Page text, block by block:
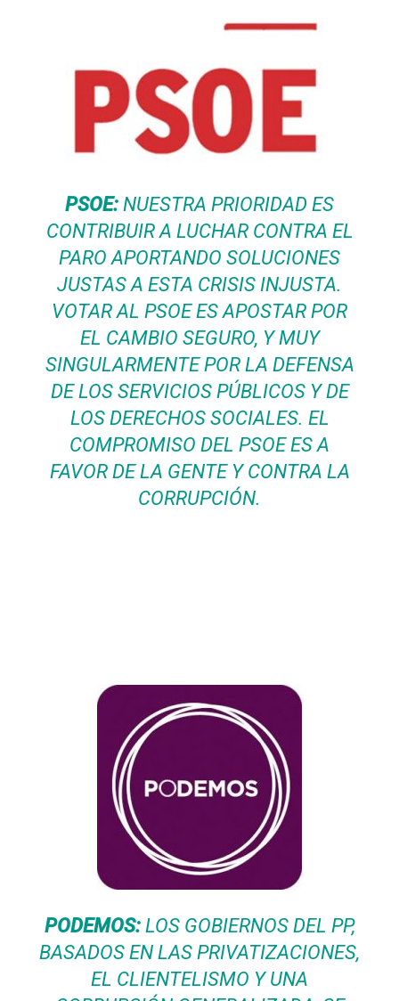
PSOE: NUESTRA PRIORIDAD ES
CONTRIBUIR A LUCHAR CONTRA EL
PARO APORTANDO SOLUCIONES
JUSTAS A ESTA CRISIS INJUSTA.
VOTAR AL PSOE ES APOSTAR POR
EL CAMBIO SEGURO, Y MUY
SINGULARMENTE POR LA DEFENSA
DE LOS SERVICIOS PÚBLICOS Y DE
LOS DERECHOS SOCIALES. EL
COMPROMISO DEL PSOE ES A
FAVOR DE LA GENTE Y CONTRA LA
CORRUPCIÓN.
PODEMOS: LOS GOBIERNOS DEL PP,
BASADOS EN LAS PRIVATIZACIONES,
EL CLIENTELISMO Y UNA